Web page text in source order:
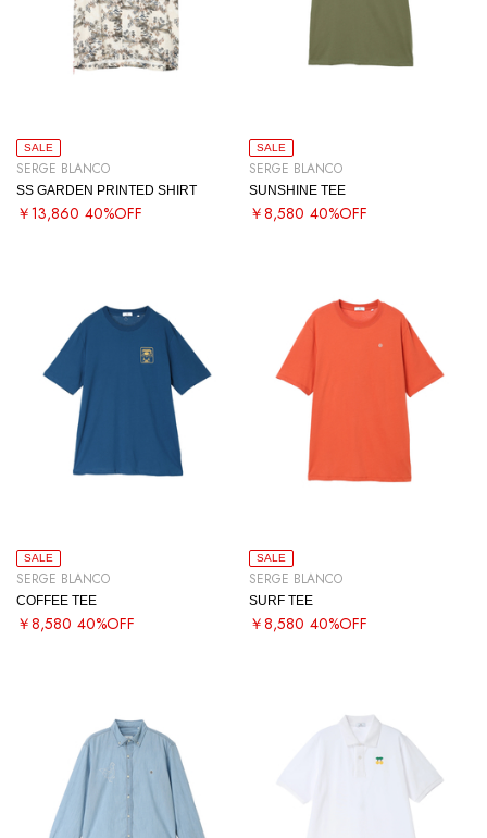
SALE
SERGE BLANCO
SS GARDEN PRINTED SHIRT
￥13,860 40%OFF
SALE
SERGE BLANCO
SUNSHINE TEE
￥8,580 40%OFF
SALE
SERGE BLANCO
COFFEE TEE
￥8,580 40%OFF
SALE
SERGE BLANCO
SURF TEE
￥8,580 40%OFF